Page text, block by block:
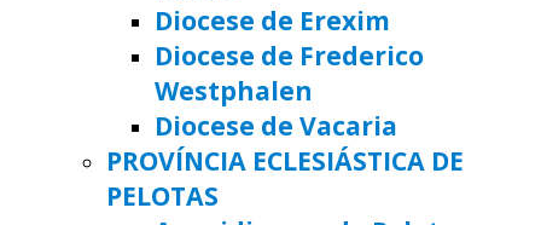
Diocese de Erexim
Diocese de Frederico
Westphalen
Diocese de Vacaria
PROVÍNCIA ECLESIÁSTICA DE
PELOTAS